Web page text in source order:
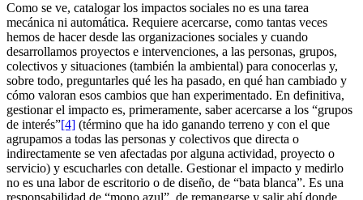
Como se ve, catalogar los impactos sociales no es una tarea
mecánica ni automática. Requiere acercarse, como tantas veces
hemos de hacer desde las organizaciones sociales y cuando
desarrollamos proyectos e intervenciones, a las personas, grupos,
colectivos y situaciones (también la ambiental) para conocerlas y,
sobre todo, preguntarles qué les ha pasado, en qué han cambiado y
cómo valoran esos cambios que han experimentado. En definitiva,
gestionar el impacto es, primeramente, saber acercarse a los “grupos
de interés”[4] (término que ha ido ganando terreno y con el que
agrupamos a todas las personas y colectivos que directa o
indirectamente se ven afectadas por alguna actividad, proyecto o
servicio) y escucharles con detalle. Gestionar el impacto y medirlo
no es una labor de escritorio o de diseño, de “bata blanca”. Es una
responsabilidad de “mono azul”, de remangarse y salir ahí donde